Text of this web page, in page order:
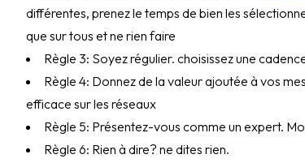
différentes, prenez le temps de bien les
que sur tous et ne rien faire
Règle 3: Soyez régulier. choisissez une
Règle 4: Donnez de la valeur ajoutée à vos
efficace sur les réseaux
Règle 5: Présentez-vous comme un expert.
Règle 6: Rien à dire? ne dites rien.